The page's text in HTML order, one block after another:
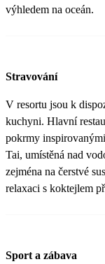
výhledem na oceán.
Stravování
V resortu jsou k
kuchyni. Hlavní
pokrmy
Tai, umístěná nad
zejména na čerstvé
relaxaci s koktejlem
Sport a zábava